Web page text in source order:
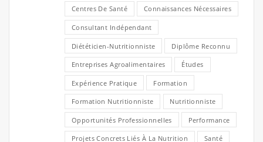
Centres De Santé Connaissances Nécessaires
Consultant Indépendant
Diététicien-Nutritionniste Diplôme Reconnu
Entreprises Agroalimentaires Études
Expérience Pratique Formation
Formation Nutritionniste Nutritionniste
Opportunités Professionnelles Performance
Projets Concrets Liés À La Nutrition Santé